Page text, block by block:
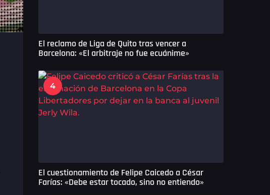
El reclamo de Liga de Quito tras vencer a
Barcelona: «El arbitraje no fue ecuánime»
4
El cuestionamiento de Felipe Caicedo a César
Farías: «Debe estar tocado, sino no entiendo»